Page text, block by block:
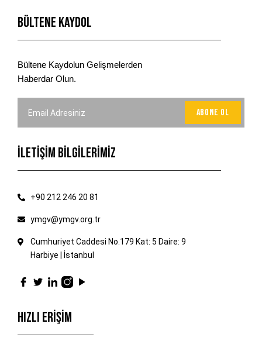
Bültene Kaydol
Bültene Kaydolun Gelişmelerden
Haberdar Olun.
İLETİŞİM BİLGİLERİMİZ
+90 212 246 20 81
ymgv@ymgv.org.tr
Cumhuriyet Caddesi No.179 Kat: 5 Daire: 9
Harbiye | İstanbul
HIZLI ERİŞİM